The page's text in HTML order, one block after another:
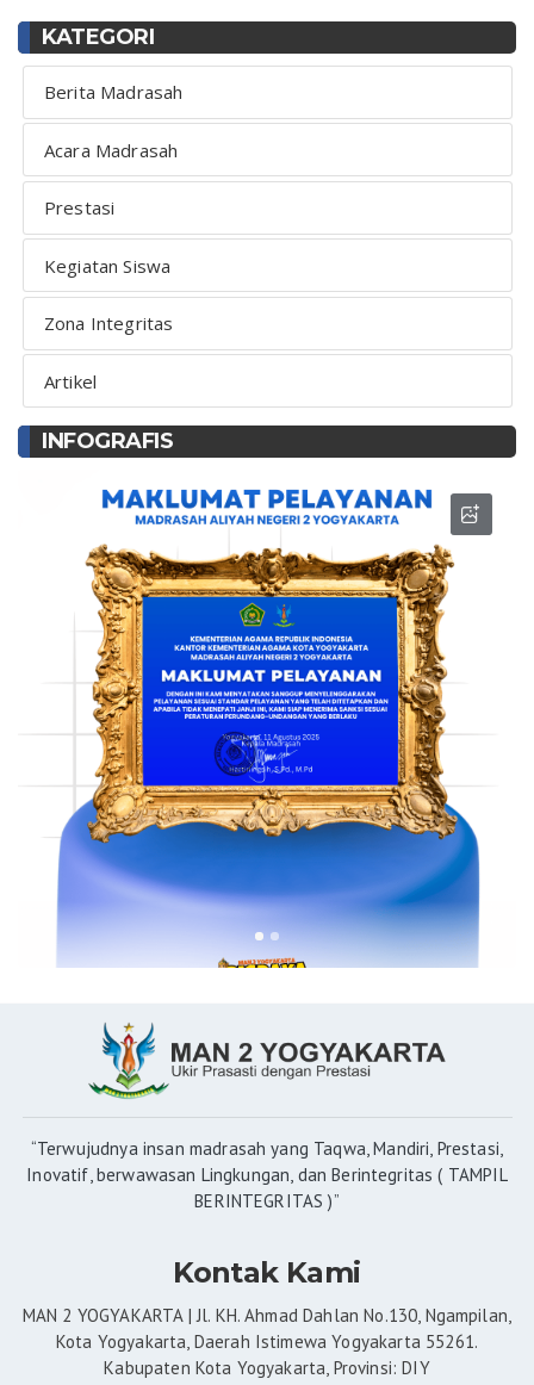
KATEGORI
Berita Madrasah
Acara Madrasah
Prestasi
Kegiatan Siswa
Zona Integritas
Artikel
INFOGRAFIS
“Terwujudnya insan madrasah yang Taqwa, Mandiri, Prestasi,
Inovatif, berwawasan Lingkungan, dan Berintegritas ( TAMPIL
BERINTEGRITAS )”
Kontak Kami
MAN 2 YOGYAKARTA | Jl. KH. Ahmad Dahlan No.130, Ngampilan,
Kota Yogyakarta, Daerah Istimewa Yogyakarta 55261.
Kabupaten Kota Yogyakarta, Provinsi: DIY